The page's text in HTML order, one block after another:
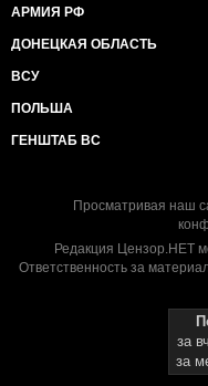
АРМИЯ РФ
ДОНЕЦКАЯ ОБЛАСТЬ
ВСУ
ПОЛЬША
ГЕНШТАБ ВС
Просматривая наш
Редакция Цензор.НЕТ
Ответственность за
за
за